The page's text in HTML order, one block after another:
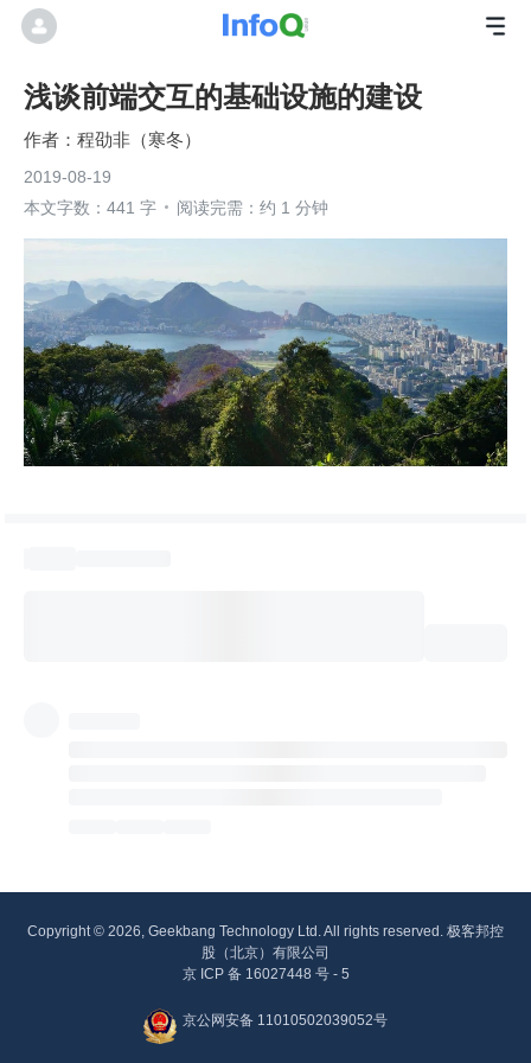
浅谈前端交互的基础设施的建设
程劭非（寒冬）
2019-08-19
本文字数：441 字
阅读完需：约 1 分钟
Copyright © 2026, Geekbang Technology Ltd. All rights reserved. 极客邦控
股（北京）有限公司
京 ICP 备 16027448 号 - 5
京公网安备 11010502039052号